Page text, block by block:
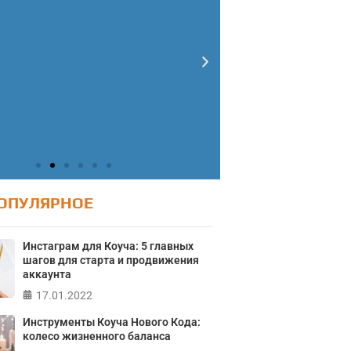
Тест: Как я
свою
жизнь?
Инстаграм для Коуча: 5 главных
шагов для старта и продвижения
аккаунта
17.01.2022
Инструменты Коуча Нового Кода:
колесо жизненного баланса